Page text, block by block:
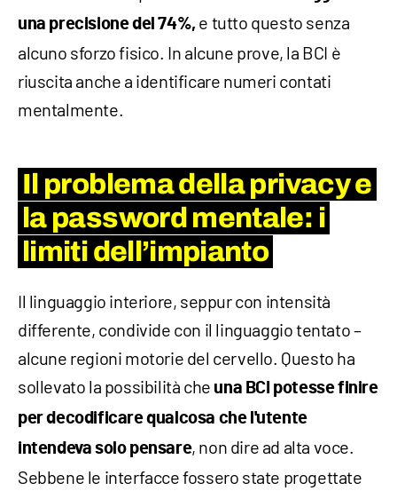
una precisione del 74%, e tutto questo senza
alcuno sforzo fisico. In alcune prove, la BCI è
riuscita anche a identificare numeri contati
mentalmente.
Il problema della privacy e
la password mentale: i
limiti dell’impianto
Il linguaggio interiore, seppur con intensità
differente, condivide con il linguaggio tentato –
alcune regioni motorie del cervello. Questo ha
sollevato la possibilità che una BCI potesse finire
per decodificare qualcosa che l'utente
intendeva solo pensare, non dire ad alta voce.
Sebbene le interfacce fossero state progettate